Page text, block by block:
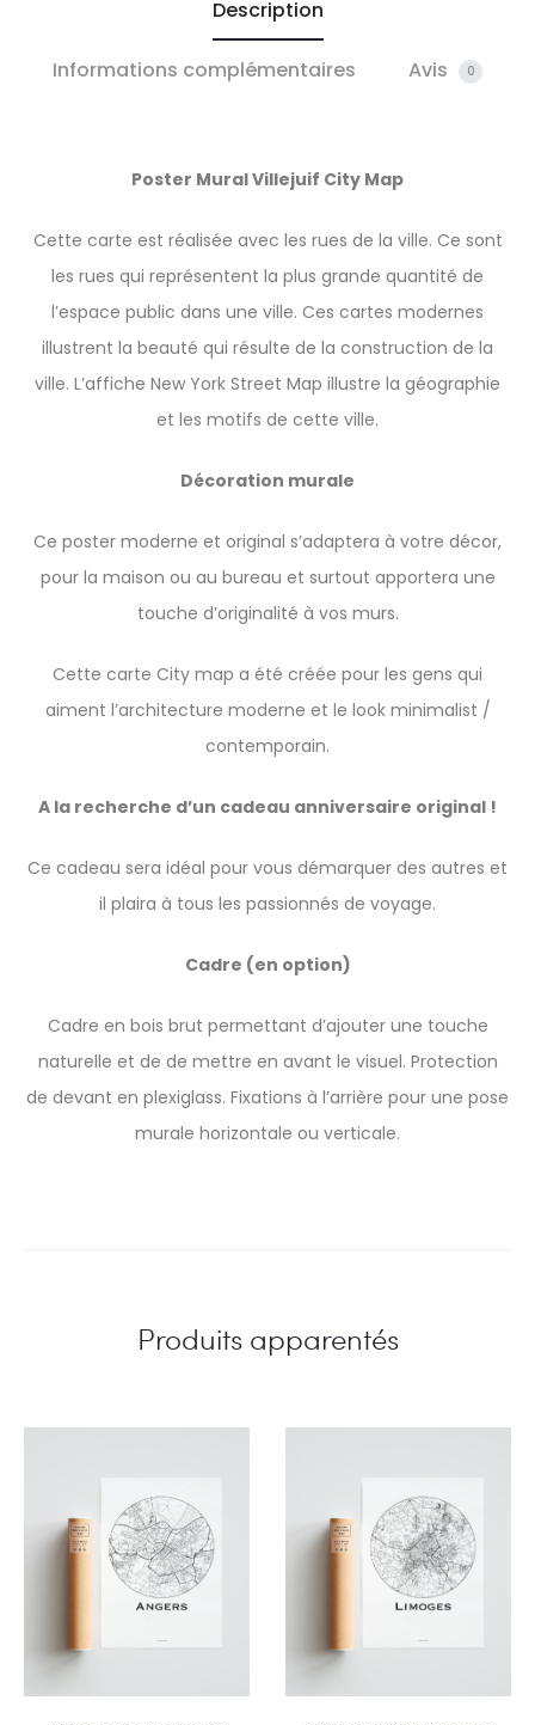
Description
Informations complémentaires Avis 0
Poster Mural Villejuif City Map
Cette carte est réalisée avec les rues de la ville. Ce sont
les rues qui représentent la plus grande quantité de
l’espace public dans une ville. Ces cartes modernes
illustrent la beauté qui résulte de la construction de la
ville. L’affiche New York Street Map illustre la géographie
et les motifs de cette ville.
Décoration murale
Ce poster moderne et original s’adaptera à votre décor,
pour la maison ou au bureau et surtout apportera une
touche d’originalité à vos murs.
Cette carte City map a été créée pour les gens qui
aiment l’architecture moderne et le look minimalist /
contemporain.
A la recherche d’un cadeau anniversaire original !
Ce cadeau sera idéal pour vous démarquer des autres et
il plaira à tous les passionnés de voyage.
Cadre (en option)
Cadre en bois brut permettant d’ajouter une touche
naturelle et de de mettre en avant le visuel. Protection
de devant en plexiglass. Fixations à l’arrière pour une pose
murale horizontale ou verticale.
Produits apparentés